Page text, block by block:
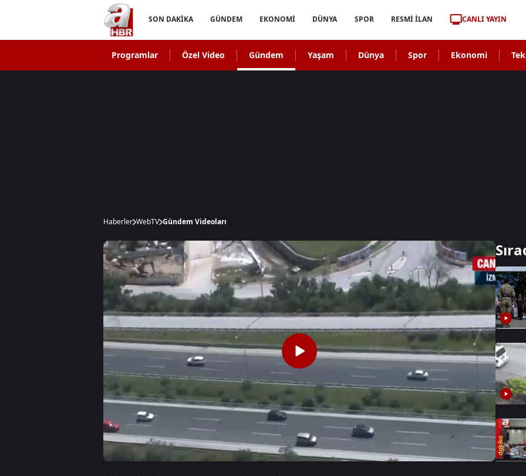
SON DAKİKA GÜNDEM EKONOMİ DÜNYA SPOR RESMİ İLAN CANLI YAYIN
Programlar Özel Video Gündem Yaşam Dünya Spor Ekonomi
Haberler WebTV Gündem Videoları